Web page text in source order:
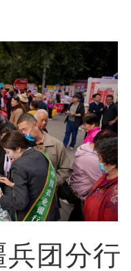
团分行